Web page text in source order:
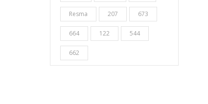
Resma 207 673
664 122 544
662